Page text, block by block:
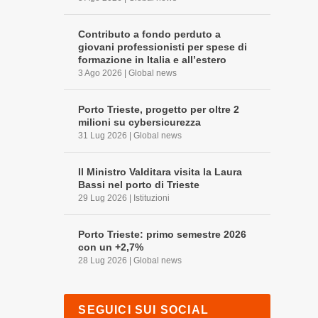
Contributo a fondo perduto a
giovani professionisti per spese di
formazione in Italia e all’estero
3 Ago 2026 |Global news
Porto Trieste, progetto per oltre 2
milioni su cybersicurezza
31 Lug 2026 |Global news
Il Ministro Valditara visita la Laura
Bassi nel porto di Trieste
29 Lug 2026 Istituzioni
Porto Trieste: primo semestre 2026
con un +2,7%
28 Lug 2026 |Global news
SEGUICI SUI SOCIAL